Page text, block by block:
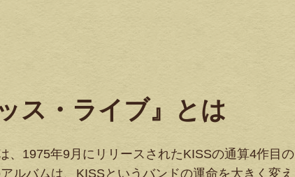
ス・ライブ』とは
、1975年9月にリリースされたKISSの通算4作目の
ルバムは、KISSというバンドの運命を大きく変え